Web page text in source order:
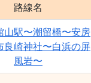
路線名
山駅〜潮留橋〜安房
良崎神社〜白浜の屏
風岩〜